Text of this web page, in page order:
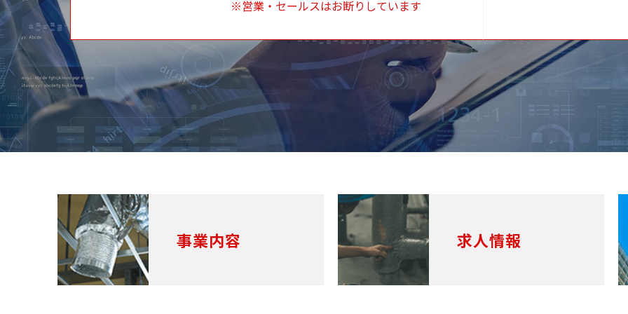
※営業・セールスはお断りしています
事業内容 求人情報